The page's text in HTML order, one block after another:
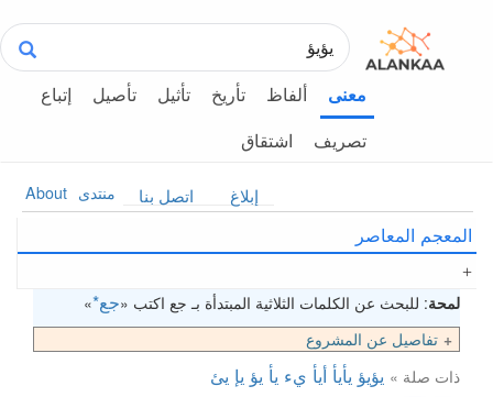
معنى ألفاظ تأريخ تأثيل تأصيل
إتباع
تصريف
اشتقاق
About منتدى اتصل بنا إبلاغ
المعجم المعاصر
لمحة: للبحث عن الكلمات الثلاثية المبتدأة بـ جع اكتب «جع*»
تفاصيل عن المشروع
ذات صلة » يؤيؤ يأيأ أيأ يء يأ يؤ يإ يئ